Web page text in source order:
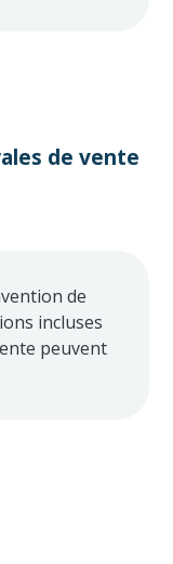
de vente
de
incluses
peuvent